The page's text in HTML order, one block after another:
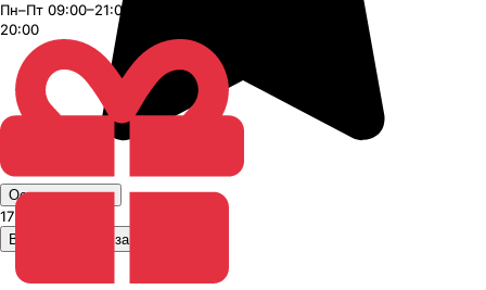
Оставить отзыв
17 790 ₽
В корзину 4 шт. за 71 160 ₽
Пн–Пт 09:00–21:00, Сб–Вс 09:00–
20:00